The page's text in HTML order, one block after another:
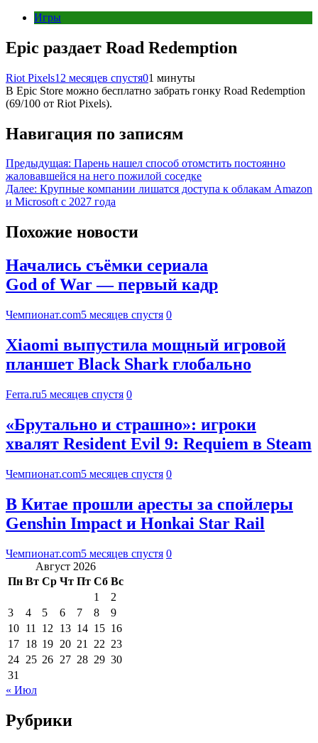
Игры
Epic раздает Road Redemption
Riot Pixels12 месяцев спустя01 минуты
В Epic Store можно бесплатно забрать гонку Road Redemption
(69/100 от Riot Pixels).
Навигация по записям
Предыдущая: Парень нашел способ отомстить постоянно
жаловавшейся на него пожилой соседке
Далее: Крупные компании лишатся доступа к облакам Amazon
и Microsoft с 2027 года
Похожие новости
Начались съёмки сериала
God of War — первый кадр
Чемпионат.com5 месяцев спустя 0
Xiaomi выпустила мощный игровой
планшет Black Shark глобально
Ferra.ru5 месяцев спустя 0
«Брутально и страшно»: игроки
хвалят Resident Evil 9: Requiem в Steam
Чемпионат.com5 месяцев спустя 0
В Китае прошли аресты за спойлеры
Genshin Impact и Honkai Star Rail
Чемпионат.com5 месяцев спустя 0
Август 2026
Пн Вт Ср Чт Пт Сб Вс
1
2
3
4 5 6 7 8
9
10 11 12 13 14 15 16
17 18 19 20 21 22 23
24 25 26 27 28 29 30
31
« Июл
Рубрики